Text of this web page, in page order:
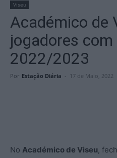
Viseu
Académico de
jogadores
2022/2023
Por Estação Diária - 17 de Maio, 2022
No Académico de Viseu,